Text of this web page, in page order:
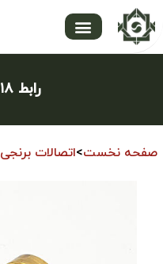
رابط ۱۸ شلنگ خور
صفحه نخست>اتصالات برنجی